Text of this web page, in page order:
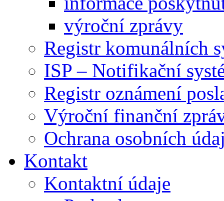
výroční zprávy
Registr komunálních
ISP – Notifikační
Registr oznámení
Výroční finanční
Ochrana osobních
Kontakt
Kontaktní údaje